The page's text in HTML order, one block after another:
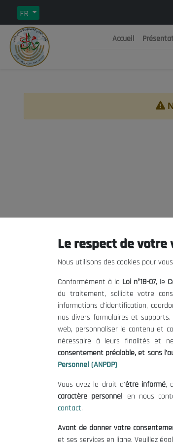
FR
Accueil
Le CNESE
Le président
Organisation
Publications
Le respect de
Nous utilisons des cookies pour
Conformément à la Loi n°18-07, le
du traitement, sollicite votre
informations d'identification,
nos divers formulaires et
web, personnaliser le contenu et
nécessaire à leurs finalités et
consentement préalable, et sans
Personnel (ANPDP)
Vous avez le droit d'être informé,
caractère personnel, en nous
contact.
Avant de donner votre
et ses services en ligne. Veuillez